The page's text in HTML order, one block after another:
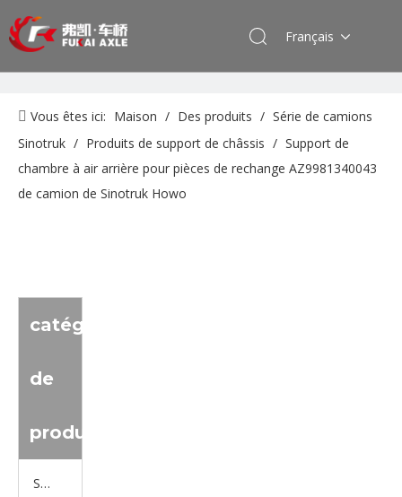
Français
Vous êtes ici: Maison / Des produits / Série de camions
Sinotruk / Produits de support de châssis / Support de
chambre à air arrière pour pièces de rechange AZ9981340043
de camion de Sinotruk Howo
catégorie
de
produit
Série de camions Sinotruk